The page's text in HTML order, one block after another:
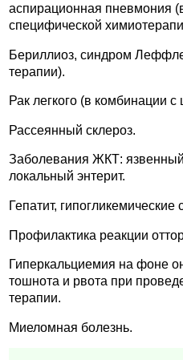
аспирационная пневмония
специфической
Бериллиоз, синдром
терапии).
Рак легкого (в комбинации с
Рассеянный склероз.
Заболевания ЖКТ: язвенный
локальный энтерит.
Гепатит, гипогликемические
Профилактика реакции
Гиперкальциемия на фоне
тошнота и рвота при
терапии.
Миеломная болезнь.